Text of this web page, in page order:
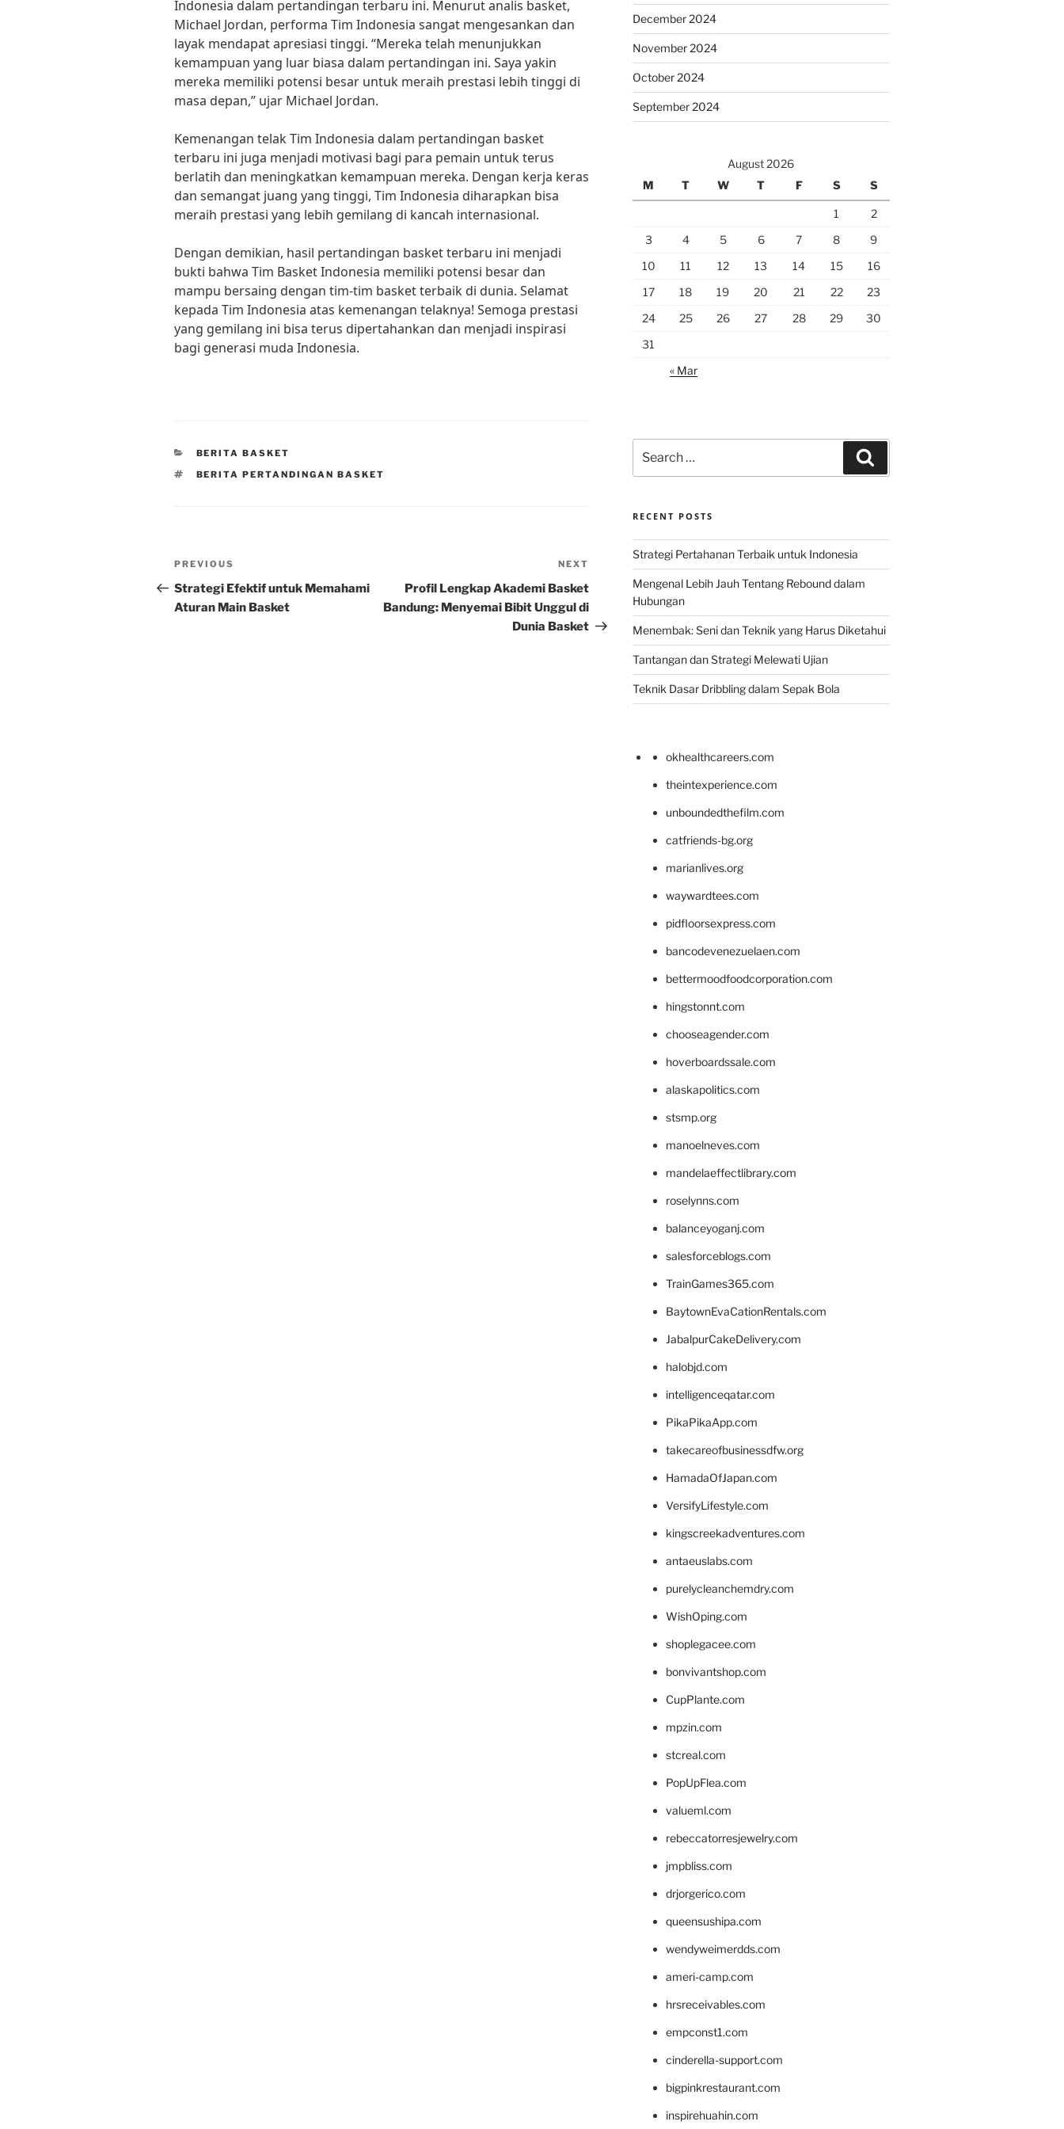
Indonesia dalam pertandingan terbaru ini. Menurut analis basket,
Michael Jordan, performa Tim Indonesia sangat mengesankan dan
layak mendapat apresiasi tinggi. “Mereka telah menunjukkan
kemampuan yang luar biasa dalam pertandingan ini. Saya yakin
mereka memiliki potensi besar untuk meraih prestasi lebih tinggi di
masa depan,” ujar Michael Jordan.
Kemenangan telak Tim Indonesia dalam pertandingan basket
terbaru ini juga menjadi motivasi bagi para pemain untuk terus
berlatih dan meningkatkan kemampuan mereka. Dengan kerja keras
dan semangat juang yang tinggi, Tim Indonesia diharapkan bisa
meraih prestasi yang lebih gemilang di kancah internasional.
Dengan demikian, hasil pertandingan basket terbaru ini menjadi
bukti bahwa Tim Basket Indonesia memiliki potensi besar dan
mampu bersaing dengan tim-tim basket terbaik di dunia. Selamat
kepada Tim Indonesia atas kemenangan telaknya! Semoga prestasi
yang gemilang ini bisa terus dipertahankan dan menjadi inspirasi
bagi generasi muda Indonesia.
CATEGORIES
BERITA BASKET
TAGS
BERITA PERTANDINGAN BASKET
Post
navigation
Previous
Post
PREVIOUS
Strategi Efektif untuk Memahami
Aturan Main Basket
Post
NEXT
Profil Lengkap Akademi Basket
Bandung: Menyemai Bibit Unggul di
Dunia Basket
December 2024
November 2024
October 2024
September 2024
August 2026
M
T W T F S S
1
2
3
4 5 6 7 8
9
10
11 12 13 14 15
16
17
18 19 20 21 22
23
24
25 26 27 28 29
30
31
« Mar
for:
RECENT POSTS
Strategi Pertahanan Terbaik untuk Indonesia
Mengenal Lebih Jauh Tentang Rebound dalam
Hubungan
Menembak: Seni dan Teknik yang Harus Diketahui
Tantangan dan Strategi Melewati Ujian
Teknik Dasar Dribbling dalam Sepak Bola
okhealthcareers.com
theintexperience.com
unboundedthefilm.com
catfriends-bg.org
marianlives.org
waywardtees.com
pidfloorsexpress.com
bancodevenezuelaen.com
bettermoodfoodcorporation.com
hingstonnt.com
chooseagender.com
hoverboardssale.com
alaskapolitics.com
stsmp.org
manoelneves.com
mandelaeffectlibrary.com
roselynns.com
balanceyoganj.com
salesforceblogs.com
TrainGames365.com
BaytownEvaCationRentals.com
JabalpurCakeDelivery.com
halobjd.com
intelligenceqatar.com
PikaPikaApp.com
takecareofbusinessdfw.org
HamadaOfJapan.com
VersifyLifestyle.com
kingscreekadventures.com
antaeuslabs.com
purelycleanchemdry.com
WishOping.com
shoplegacee.com
bonvivantshop.com
CupPlante.com
mpzin.com
stcreal.com
PopUpFlea.com
valueml.com
rebeccatorresjewelry.com
jmpbliss.com
drjorgerico.com
queensushipa.com
wendyweimerdds.com
ameri-camp.com
hrsreceivables.com
empconst1.com
cinderella-support.com
bigpinkrestaurant.com
inspirehuahin.com